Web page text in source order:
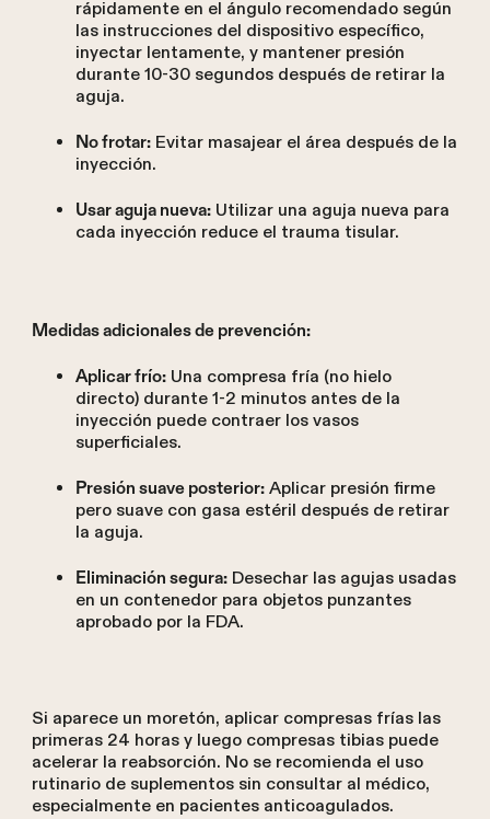
rápidamente en el ángulo recomendado según
las instrucciones del dispositivo específico,
inyectar lentamente, y mantener presión
durante 10-30 segundos después de retirar la
aguja.
No frotar:Evitar masajear el área después de la
inyección.
Usar aguja nueva:Utilizar una aguja nueva para
cada inyección reduce el trauma tisular.
Medidas adicionales de prevención:
Aplicar frío:Una compresa fría (no hielo
directo) durante 1-2 minutos antes de la
inyección puede contraer los vasos
superficiales.
Presión suave posterior:Aplicar presión firme
pero suave con gasa estéril después de retirar
la aguja.
Eliminación segura:Desechar las agujas usadas
en un contenedor para objetos punzantes
aprobado por la FDA.
Si aparece un moretón, aplicar compresas frías las
primeras 24 horas y luego compresas tibias puede
acelerar la reabsorción. No se recomienda el uso
rutinario de suplementos sin consultar al médico,
especialmente en pacientes anticoagulados.